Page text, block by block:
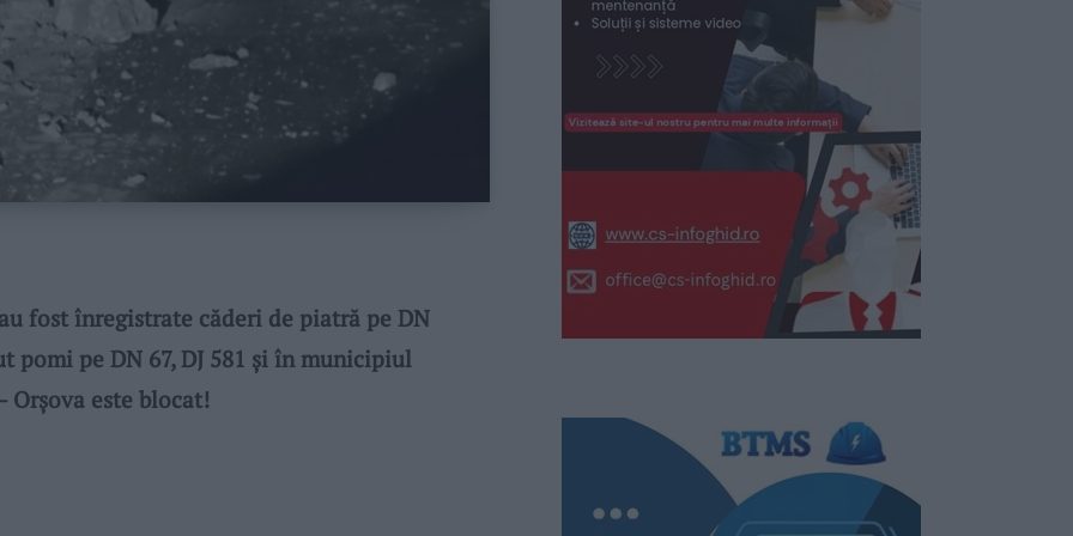
fost înregistrate căderi de piatră pe DN
pomi pe DN 67, DJ 581 și în municipiul
Orșova este blocat!